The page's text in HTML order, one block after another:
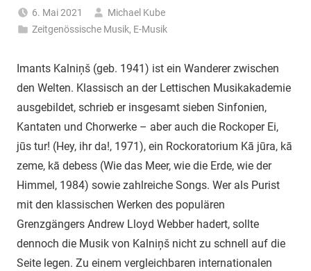
6. Mai 2021
Michael Kube
Zeitgenössische Musik, E-Musik
Imants Kalniņš (geb. 1941) ist ein Wanderer zwischen
den Welten. Klassisch an der Lettischen Musikakademie
ausgebildet, schrieb er insgesamt sieben Sinfonien,
Kantaten und Chorwerke – aber auch die Rockoper Ei,
jūs tur! (Hey, ihr da!, 1971), ein Rockoratorium Kā jūra, kā
zeme, kā debess (Wie das Meer, wie die Erde, wie der
Himmel, 1984) sowie zahlreiche Songs. Wer als Purist
mit den klassischen Werken des populären
Grenzgängers Andrew Lloyd Webber hadert, sollte
dennoch die Musik von Kalniņš nicht zu schnell auf die
Seite legen. Zu einem vergleichbaren internationalen